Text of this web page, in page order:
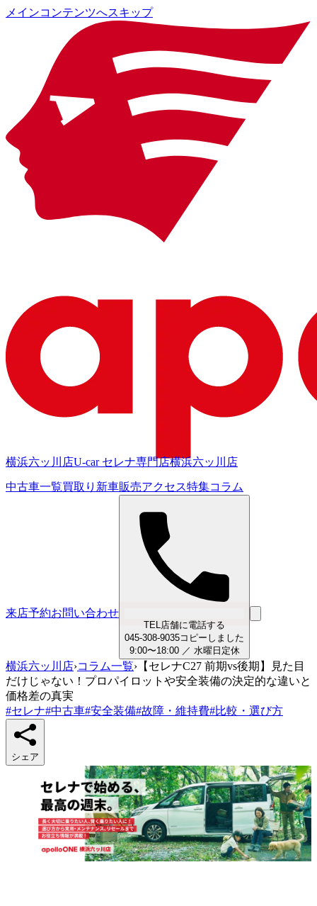
メインコンテンツへスキップ
横浜六ッ川店U-car セレナ専門店横浜六ッ川店
中古車一覧買取り 新車販売アクセス特集コラム
来店予約お問い合わせ
TEL 店舗に電話する
045-308-9035コピーしました
9:00〜18:00／ 水曜日 定休
横浜六ッ川店›コラム一覧› 【セレナC27 前期vs後期】見た目
だけじゃない！プロパイロットや安全装備の決定的な違いと
価格差の真実
#セレナ#中古車#安全装備#故障・維持費#比較・選び方
シェア